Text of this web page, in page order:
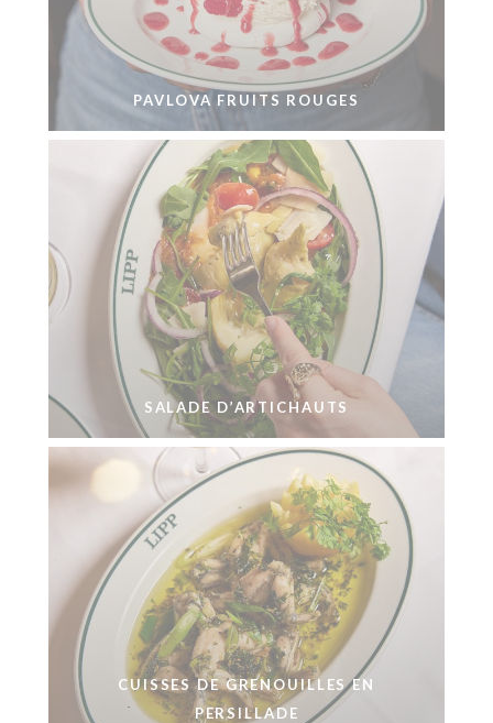
PAVLOVA FRUITS ROUGES
SALADE D’ARTICHAUTS
CUISSES DE GRENOUILLES EN
PERSILLADE